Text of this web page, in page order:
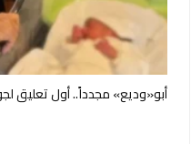
أبو«وديع» مجدداً.. أول تعليق